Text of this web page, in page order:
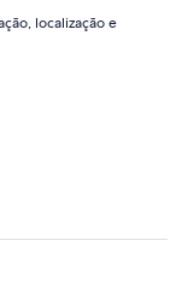
localização e